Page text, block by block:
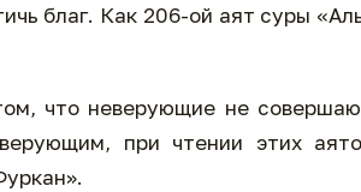
благ. Как 206-ой аят суры
что неверующие не
при чтении этих